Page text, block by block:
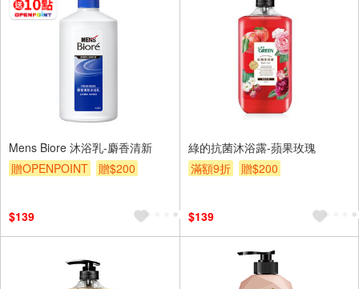
Mens Biore 沐浴乳-麝香清新
贈OPENPOINT
贈$200
$139
綠的抗菌沐浴露-蘋果玫瑰
滿額9折
贈$200
$139